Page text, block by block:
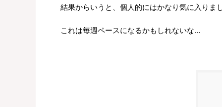
結果からいうと、個人的にはかなり気に入りま
これは毎週ペースになるかもしれないな…